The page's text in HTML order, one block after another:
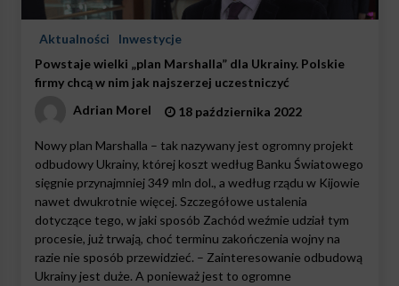
Aktualności
Inwestycje
Powstaje wielki „plan Marshalla” dla Ukrainy. Polskie
firmy chcą w nim jak najszerzej uczestniczyć
Adrian Morel
18 października 2022
Nowy plan Marshalla – tak nazywany jest ogromny projekt
odbudowy Ukrainy, której koszt według Banku Światowego
sięgnie przynajmniej 349 mln dol., a według rządu w Kijowie
nawet dwukrotnie więcej. Szczegółowe ustalenia
dotyczące tego, w jaki sposób Zachód weźmie udział tym
procesie, już trwają, choć terminu zakończenia wojny na
razie nie sposób przewidzieć. – Zainteresowanie odbudową
Ukrainy jest duże. A ponieważ jest to ogromne